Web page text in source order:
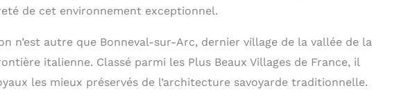
de cet environnement exceptionnel.
n’est autre que Bonneval-sur-Arc, dernier village de la vallée de la
italienne. Classé parmi les Plus Beaux Villages de France, il
les mieux préservés de l’architecture savoyarde traditionnelle.